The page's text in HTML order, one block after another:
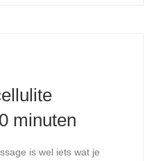
minuten
is wel iets wat je